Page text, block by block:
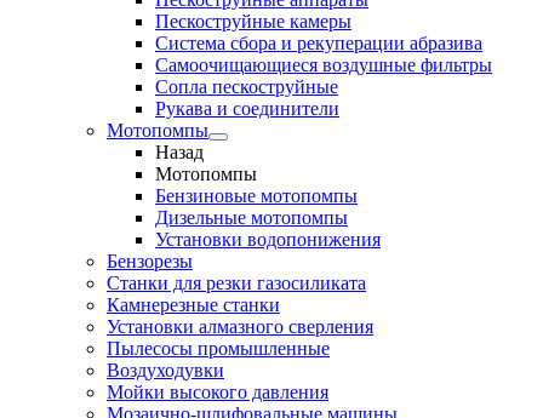
Пескоструйные камеры
Система сбора и рекуперации абразива
Самоочищающиеся воздушные фильтры
Сопла пескоструйные
Рукава и соединители
Мотопомпы
Назад
Мотопомпы
Бензиновые мотопомпы
Дизельные мотопомпы
Установки водопонижения
Бензорезы
Станки для резки газосиликата
Камнерезные станки
Установки алмазного сверления
Пылесосы промышленные
Воздуходувки
Мойки высокого давления
Мозаично-шлифовальные машины